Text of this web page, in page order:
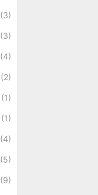
(3)
(3)
(4)
(2)
(1)
(1)
(4)
(5)
(9)